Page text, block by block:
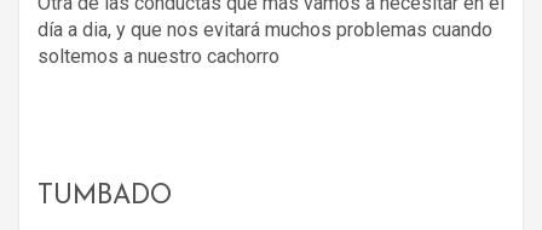
día a dia, y que nos evitará muchos problemas cuando
soltemos a nuestro cachorro
TUMBADO